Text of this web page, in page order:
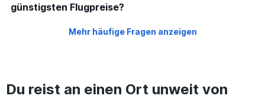
günstigsten Flugpreise?
Mehr häufige Fragen anzeigen
Du reist an einen Ort unweit von